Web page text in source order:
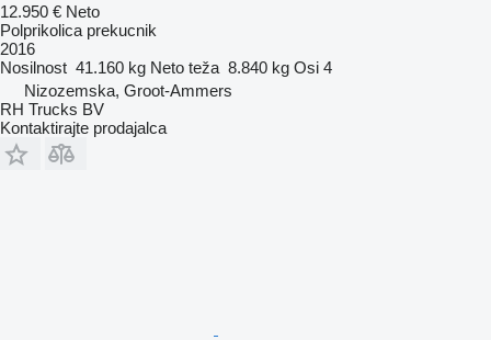
12.950 € Neto
Polprikolica prekucnik
2016
Nosilnost 41.160 kg Neto teža 8.840 kg Osi 4
Nizozemska, Groot-Ammers
RH Trucks BV
Kontaktirajte prodajalca